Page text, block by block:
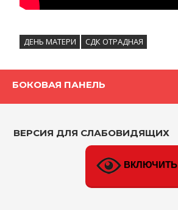
ДЕНЬ МАТЕРИ СДК ОТРАДНАЯ
БОКОВАЯ ПАНЕЛЬ
ВЕРСИЯ ДЛЯ СЛАБОВИДЯЩИХ
ВКЛЮЧИТЬ